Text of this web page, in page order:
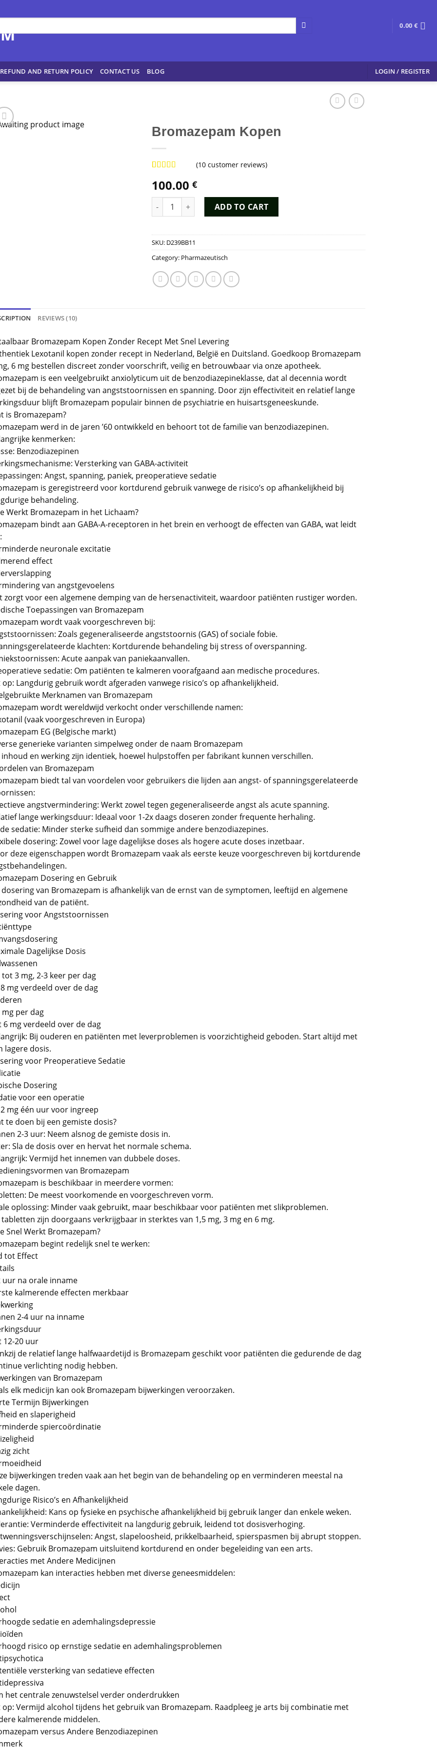
0.00 €
REFUND AND RETURN POLICY CONTACT US BLOG LOGIN / REGISTER
Bromazepam Kopen
out of 5
based on
customer
ratings
(10customer reviews)
100.00€
Bromazepam Kopen quantity
ADD TO CART
SKU: D239BB11
Category: Pharmazeutisch
REVIEWS (10)
Bromazepam Kopen Zonder Recept Met Snel Levering
Lexotanil kopen zonder recept in Nederland, België en Duitsland. Goedkoop Bromazepam
6 mg bestellen discreet zonder voorschrift, veilig en betrouwbaar via onze apotheek.
is een veelgebruikt anxiolyticum uit de benzodiazepineklasse, dat al decennia wordt
bij de behandeling van angststoornissen en spanning. Door zijn effectiviteit en relatief lange
blijft Bromazepam populair binnen de psychiatrie en huisartsgeneeskunde.
is Bromazepam?
werd in de jaren ’60 ontwikkeld en behoort tot de familie van benzodiazepinen.
kenmerken:
Benzodiazepinen
Versterking van GABA-activiteit
Angst, spanning, paniek, preoperatieve sedatie
is geregistreerd voor kortdurend gebruik vanwege de risico’s op afhankelijkheid bij
behandeling.
Werkt Bromazepam in het Lichaam?
bindt aan GABA-A-receptoren in het brein en verhoogt de effecten van GABA, wat leidt
neuronale excitatie
effect
van angstgevoelens
zorgt voor een algemene demping van de hersenactiviteit, waardoor patiënten rustiger worden.
Toepassingen van Bromazepam
wordt vaak voorgeschreven bij:
Zoals gegeneraliseerde angststoornis (GAS) of sociale fobie.
klachten: Kortdurende behandeling bij stress of overspanning.
Acute aanpak van paniekaanvallen.
sedatie: Om patiënten te kalmeren voorafgaand aan medische procedures.
op: Langdurig gebruik wordt afgeraden vanwege risico’s op afhankelijkheid.
Merknamen van Bromazepam
wordt wereldwijd verkocht onder verschillende namen:
(vaak voorgeschreven in Europa)
EG (Belgische markt)
generieke varianten simpelweg onder de naam Bromazepam
inhoud en werking zijn identiek, hoewel hulpstoffen per fabrikant kunnen verschillen.
van Bromazepam
biedt tal van voordelen voor gebruikers die lijden aan angst- of spanningsgerelateerde
angstvermindering: Werkt zowel tegen gegeneraliseerde angst als acute spanning.
lange werkingsduur: Ideaal voor 1-2x daags doseren zonder frequente herhaling.
sedatie: Minder sterke sufheid dan sommige andere benzodiazepines.
dosering: Zowel voor lage dagelijkse doses als hogere acute doses inzetbaar.
deze eigenschappen wordt Bromazepam vaak als eerste keuze voorgeschreven bij kortdurende
Dosering en Gebruik
dosering van Bromazepam is afhankelijk van de ernst van de symptomen, leeftijd en algemene
van de patiënt.
voor Angststoornissen
Dagelijkse Dosis
tot 3 mg, 2-3 keer per dag
mg verdeeld over de dag
mg per dag
6 mg verdeeld over de dag
Bij ouderen en patiënten met leverproblemen is voorzichtigheid geboden. Start altijd met
lagere dosis.
voor Preoperatieve Sedatie
Dosering
voor een operatie
mg één uur voor ingreep
te doen bij een gemiste dosis?
2-3 uur: Neem alsnog de gemiste dosis in.
Sla de dosis over en hervat het normale schema.
Vermijd het innemen van dubbele doses.
van Bromazepam
is beschikbaar in meerdere vormen:
De meest voorkomende en voorgeschreven vorm.
oplossing: Minder vaak gebruikt, maar beschikbaar voor patiënten met slikproblemen.
tabletten zijn doorgaans verkrijgbaar in sterktes van 1,5 mg, 3 mg en 6 mg.
Snel Werkt Bromazepam?
begint redelijk snel te werken:
tot Effect
uur na orale inname
kalmerende effecten merkbaar
2-4 uur na inname
12-20 uur
de relatief lange halfwaardetijd is Bromazepam geschikt voor patiënten die gedurende de dag
verlichting nodig hebben.
van Bromazepam
elk medicijn kan ook Bromazepam bijwerkingen veroorzaken.
Termijn Bijwerkingen
en slaperigheid
spiercoördinatie
zicht
bijwerkingen treden vaak aan het begin van de behandeling op en verminderen meestal na
dagen.
Risico’s en Afhankelijkheid
Kans op fysieke en psychische afhankelijkheid bij gebruik langer dan enkele weken.
Verminderde effectiviteit na langdurig gebruik, leidend tot dosisverhoging.
Angst, slapeloosheid, prikkelbaarheid, spierspasmen bij abrupt stoppen.
Gebruik Bromazepam uitsluitend kortdurend en onder begeleiding van een arts.
met Andere Medicijnen
kan interacties hebben met diverse geneesmiddelen:
sedatie en ademhalingsdepressie
risico op ernstige sedatie en ademhalingsproblemen
versterking van sedatieve effecten
het centrale zenuwstelsel verder onderdrukken
op: Vermijd alcohol tijdens het gebruik van Bromazepam. Raadpleeg je arts bij combinatie met
kalmerende middelen.
versus Andere Benzodiazepinen